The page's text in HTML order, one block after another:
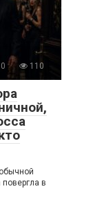
0 110
в